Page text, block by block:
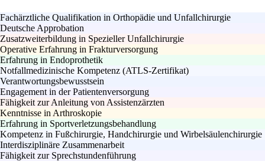
Fachärztliche Qualifikation in Orthopädie und Unfallchirurgie
Deutsche Approbation
Zusatzweiterbildung in Spezieller Unfallchirurgie
Operative Erfahrung in Frakturversorgung
Erfahrung in Endoprothetik
Notfallmedizinische Kompetenz (ATLS-Zertifikat)
Verantwortungsbewusstsein
Engagement in der Patientenversorgung
Fähigkeit zur Anleitung von Assistenzärzten
Kenntnisse in Arthroskopie
Erfahrung in Sportverletzungsbehandlung
Kompetenz in Fußchirurgie, Handchirurgie und Wirbelsäulenchirurgie
Interdisziplinäre Zusammenarbeit
Fähigkeit zur Sprechstundenführung